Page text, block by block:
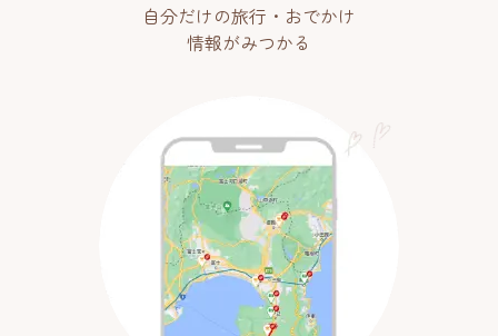
自分だけの旅行・おでかけ
情報がみつかる